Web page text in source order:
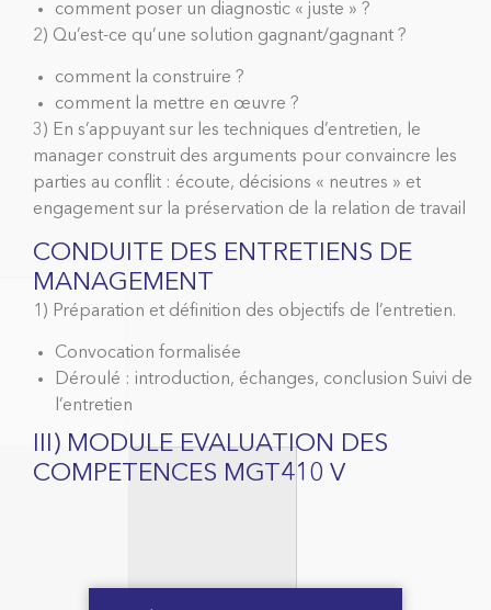
comment poser un diagnostic « juste » ?
2) Qu’est-ce qu’une solution gagnant/gagnant ?
comment la construire ?
comment la mettre en œuvre ?
3) En s’appuyant sur les techniques d’entretien, le
manager construit des arguments pour convaincre les
parties au conflit : écoute, décisions « neutres » et
engagement sur la préservation de la relation de travail
CONDUITE DES ENTRETIENS DE
MANAGEMENT
1) Préparation et définition des objectifs de l’entretien.
Convocation formalisée
Déroulé : introduction, échanges, conclusion Suivi de
l’entretien
III) MODULE EVALUATION DES
COMPETENCES MGT410 V